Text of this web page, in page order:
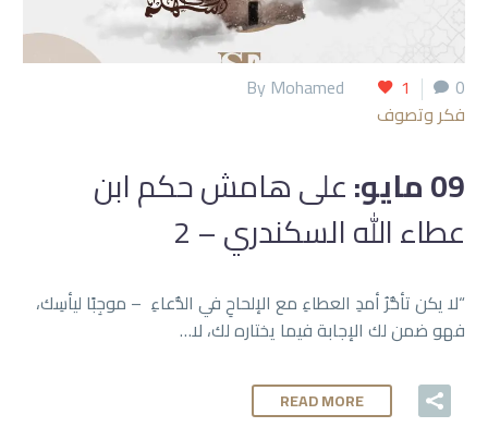
0
1
By Mohamed
فكر وتصوف
09 مايو:
على هامش حكم ابن
عطاء الله السكندري – 2
“لا يكن تأخُّرُ أمدِ العطاءِ مع الإلحاحِ في الدُّعاءِ – موجِبًا ليأسِك،
فهو ضمن لك الإجابة فيما يختاره لك، لا…
READ MORE